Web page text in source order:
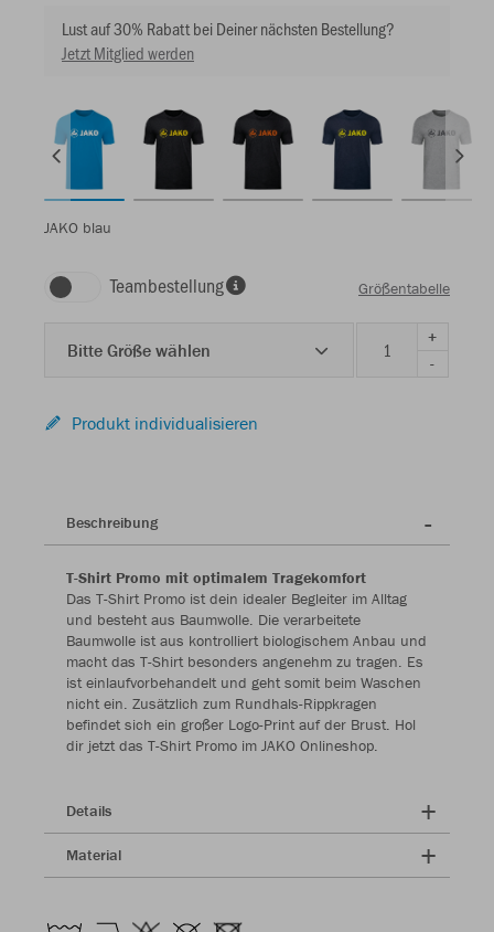
Lust auf 30% Rabatt bei Deiner nächsten Bestellung?
Jetzt Mitglied werden
JAKO blau
Teambestellung Größentabelle
Bitte Größe wählen
+
-
Produkt individualisieren
Beschreibung
T-Shirt Promo mit optimalem Tragekomfort
Das T-Shirt Promo ist dein idealer Begleiter im Alltag
und besteht aus Baumwolle. Die verarbeitete
Baumwolle ist aus kontrolliert biologischem Anbau und
macht das T-Shirt besonders angenehm zu tragen. Es
ist einlaufvorbehandelt und geht somit beim Waschen
nicht ein. Zusätzlich zum Rundhals-Rippkragen
befindet sich ein großer Logo-Print auf der Brust. Hol
dir jetzt das T-Shirt Promo im JAKO Onlineshop.
Details
Material